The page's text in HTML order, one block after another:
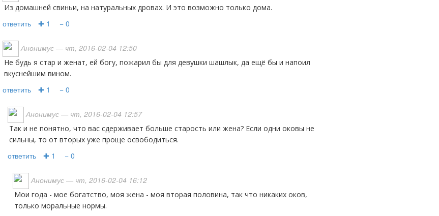
Из домашней свиньи, на натуральных дровах. И это возможно только дома.
ответить ✚ 1 − 0
Анонимус — чт, 2016-02-04 12:50
Не будь я стар и женат, ей богу, пожарил бы для девушки шашлык, да ещё бы и напоил
вкуснейшим вином.
ответить ✚ 1 − 0
Анонимус — чт, 2016-02-04 12:57
Так и не понятно, что вас сдерживает больше старость или жена? Если одни оковы не
сильны, то от вторых уже проще освободиться.
ответить ✚ 1 − 0
Анонимус — чт, 2016-02-04 16:12
Мои года - мое богатство, моя жена - моя вторая половина, так что никаких оков,
только моральные нормы.